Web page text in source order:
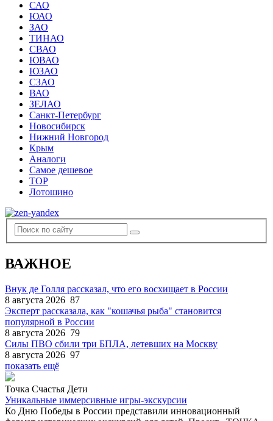
САО
ЮАО
ЗАО
ТИНАО
СВАО
ЮВАО
ЮЗАО
СЗАО
ВАО
ЗЕЛАО
Санкт-Петербург
Новосибирск
Нижний Новгород
Крым
Аналоги
Самое дешевое
TOP
Лотошино
ВАЖНОЕ
Внук де Голля рассказал, что его восхищает в России
8 августа 2026 87
Эксперт рассказала, как "кошачья рыба" становится
популярной в России
8 августа 2026 79
Силы ПВО сбили три БПЛА, летевших на Москву
8 августа 2026 97
показать ещё
Точка Счастья Дети
Уникальные иммерсивные игры-экскурсии
Ко Дню Победы в России представили инновационный